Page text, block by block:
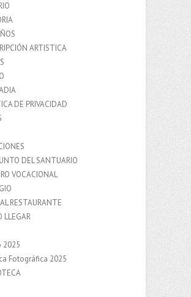
ARTISTICA
DE PRIVACIDAD
DEL SANTUARIO
VOCACIONAL
RESTAURANTE
LLEGAR
2025
Fotográfica 2025